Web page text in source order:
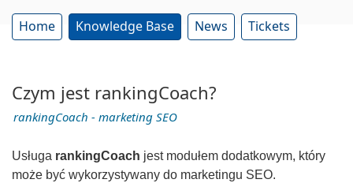
Home Knowledge Base News Tickets
Czym jest rankingCoach?
rankingCoach - marketing SEO
Usługa rankingCoach jest modułem dodatkowym, który
może być wykorzystywany do marketingu SEO.